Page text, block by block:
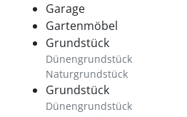
Garage
Gartenmöbel
Grundstück
Dünengrundstück
Naturgrundstück
Grundstück
Dünengrundstück